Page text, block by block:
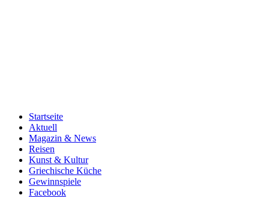
Startseite
Aktuell
Magazin & News
Reisen
Kunst & Kultur
Griechische Küche
Gewinnspiele
Facebook